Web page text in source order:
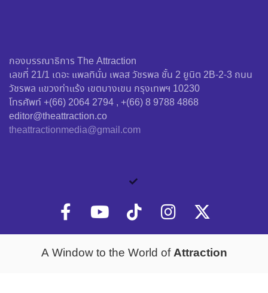
กองบรรณาธิการ The Attraction
เลขที่ 21/1 เดอะ แพลทินั่ม เพลส วัชรพล ชั้น 2 ยูนิต 2B-2-3 ถนน
วัชรพล แขวงท่าแร้ง เขตบางเขน กรุงเทพฯ 10230
โทรศัพท์ +(66) 2064 2794 , +(66) 8 9788 4868
editor@theattraction.co
theattractionmedia@gmail.com
A Window to the World ofAttraction